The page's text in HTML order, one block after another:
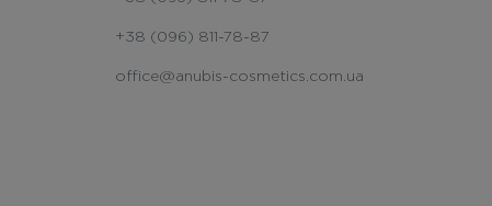
+38 (096) 811-78-87
office@anubis-cosmetics.com.ua